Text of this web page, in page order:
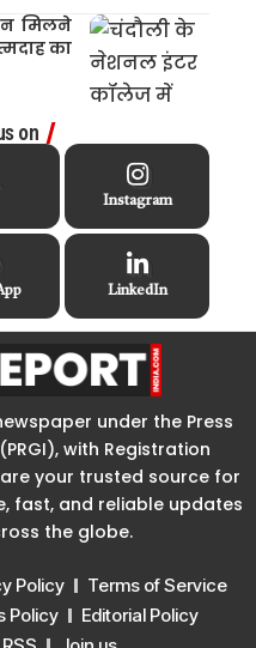
न मिलने
का
on
Instagram
LinkedIn
under the Press
with Registration
are your trusted source for
fast, and reliable updates
the globe.
Policy
Terms of Service
Policy
Editorial Policy